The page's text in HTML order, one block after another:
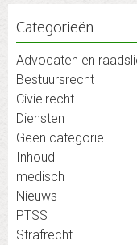
Categorieën
Advocaten en
Bestuursrecht
Civielrecht
Diensten
Geen categorie
Inhoud
medisch
Nieuws
PTSS
Strafrecht